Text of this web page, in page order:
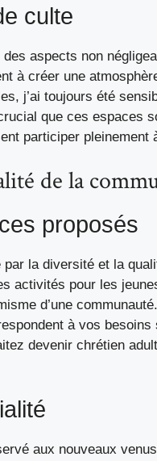
culte
des aspects non
à créer une
j’ai toujours été
que ces espaces
participer pleinement
de la
proposés
par la diversité et la
activités pour les
d’une
à vos
devenir chrétien
aux nouveaux